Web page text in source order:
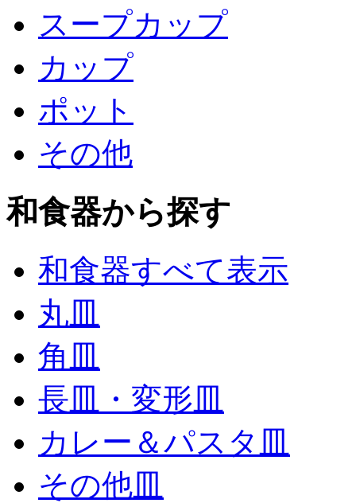
スープカップ
カップ
ポット
その他
和食器から探す
和食器すべて表示
丸皿
角皿
長皿・変形皿
カレー＆パスタ皿
その他皿